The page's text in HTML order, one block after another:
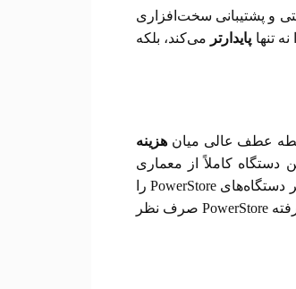
و پشتیبانی سخت‌افزاری
تنها پایدارتر می‌کند، بلکه
عطف عالی میان هزینه
دستگاه کاملاً از معماری
همراه با سایر دستگاه‌های PowerStore را
هستند، بدون اینکه از قابلیت‌های پیشرفته PowerStore صرف نظر